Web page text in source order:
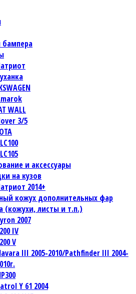
WALL
3/5
и аксессуары
на кузов
2014+
кожух дополнительных фар
(кожухи, листы и т.п.)
2007
IV
V
III 2005-2010/Pathfinder III 2004-
Y 61 2004